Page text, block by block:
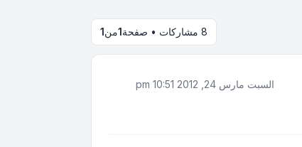
8 مشاركات • صفحة 1من1
السبت مارس 24, 2012 10:51 pm